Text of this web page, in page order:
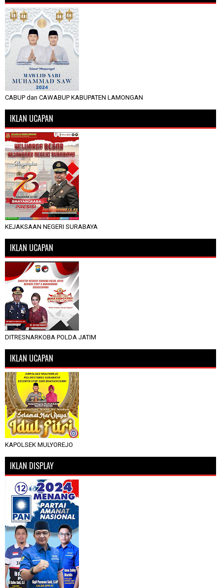
CABUP dan CAWABUP KABUPATEN LAMONGAN
IKLAN UCAPAN
KEJAKSAAN NEGERI SURABAYA
IKLAN UCAPAN
DITRESNARKOBA POLDA JATIM
IKLAN UCAPAN
KAPOLSEK MULYOREJO
IKLAN DISPLAY